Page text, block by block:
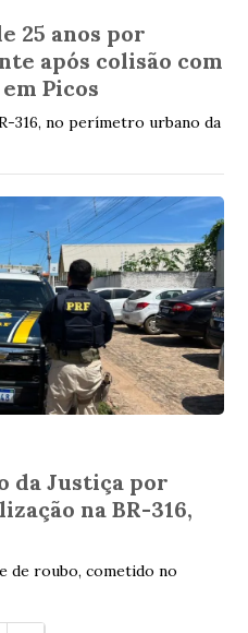
25 anos por
após colisão com
Picos
316, no perímetro urbano da
da Justiça por
na BR-316,
de roubo, cometido no